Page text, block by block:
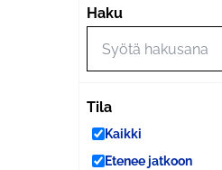
Haku
Tila
Kaikki
Etenee jatkoon